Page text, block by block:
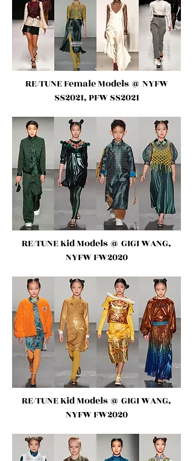
RE/TUNE Female Models@ NYFW
SS2021, PFW SS2021
RE/TUNE Kid Models @ GIGI WANG,
NYFW FW2020
RE/TUNE Kid Models @ GIGI WANG,
NYFW FW2020